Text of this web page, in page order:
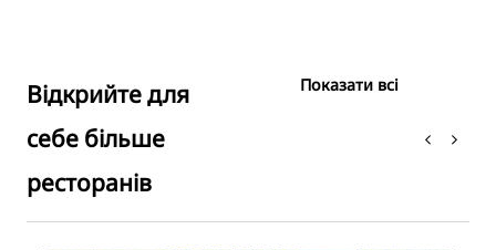
Відкрийте для
себе більше
ресторанів
Показати всі